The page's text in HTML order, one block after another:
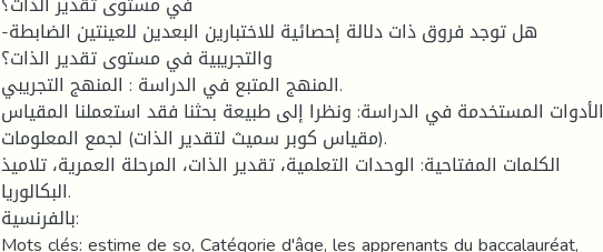
-هل توجد فروق ذات دلالة إحصائية للاختبارين البعدين للعينتين الضابطة
والتجريبية في مستوى تقدير الذات؟
المنهج المتبع في الدراسة : المنهج التجريبي.
الأدوات المستخدمة في الدراسة: ونظرا إلى طبيعة بحثنا فقد استعملنا المقياس
(مقياس كوبر سميث لتقدير الذات) لجمع المعلومات.
الكلمات المفتاحية: الوحدات التعلمية، تقدير الذات، المرحلة العمرية، تلاميذ
البكالوريا.
بالفرنسية:
Mots clés: estime de so, Catégorie d'âge, les apprenants du baccalauréat,